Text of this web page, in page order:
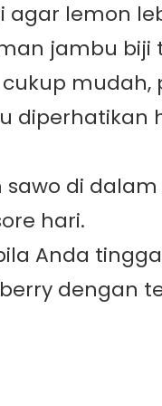
agar lemon
jambu
di
hari.
Anda
dengan